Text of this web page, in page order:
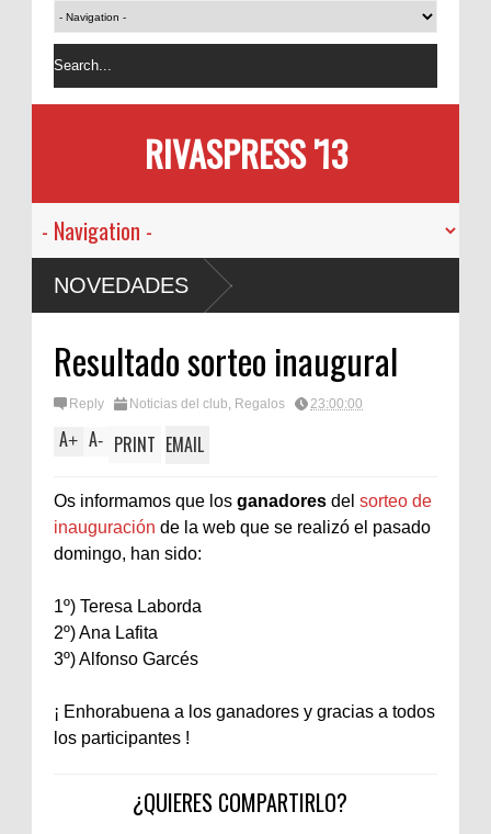
RIVASPRESS '13
NOVEDADES
Resultado sorteo inaugural
Reply Noticias del club, Regalos 23:00:00
A+ A- PRINT EMAIL
Os informamos que los ganadores del sorteo de
inauguración de la web que se realizó el pasado
domingo, han sido:
1º) Teresa Laborda
2º) Ana Lafita
3º) Alfonso Garcés
¡ Enhorabuena a los ganadores y gracias a todos
los participantes !
¿QUIERES COMPARTIRLO?